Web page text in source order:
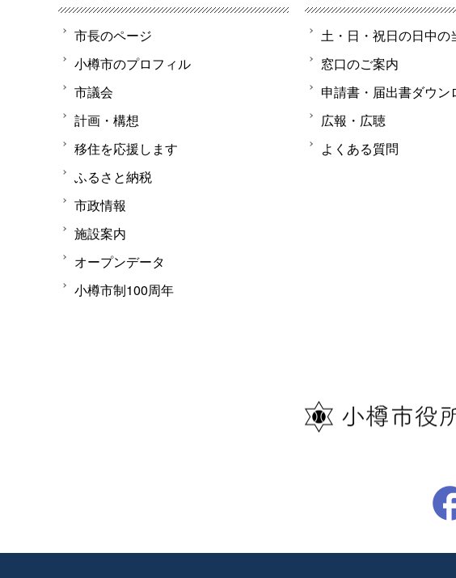
市長のページ
小樽市のプロフィル
市議会
計画・構想
移住を応援します
ふるさと納税
市政情報
施設案内
オープンデータ
小樽市制100周年
土・日・祝日の日中の
窓口のご案内
申請書・届出書ダウン
広報・広聴
よくある質問